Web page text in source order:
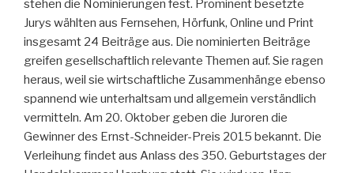
stehen die Nomi­nierun­gen fest. Prominent besetzte
Jurys wählten aus Fernsehen, Hör­funk, Online und Print
insgesamt 24 Beiträge aus. Die nominierten Beiträge
greifen gesellschaftlich relevante Themen auf. Sie ragen
heraus, weil sie wirtschaftliche Zusammenhänge ebenso
spannend wie unterhaltsam und allgemein verständlich
vermitteln. Am 20. Oktober geben die Juroren die
Gewinner des Ernst-Schneider-Preis 2015 bekannt. Die
Verleihung findet aus Anlass des 350. Geburtstages der